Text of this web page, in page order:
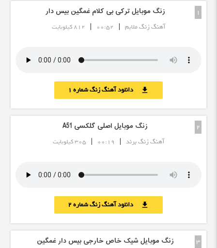
1 زنگ موبایل ترکی بی کلام غمگین بیس دار
آهنگ زنگ ملایم |
00:52
| 812 کیلوبایت
download دانلود آهنگ زنگ شماره 1
2 زنگ موبایل اصلی گلکسی A51
آهنگ زنگ برند |
00:19
| 305 کیلوبایت
download دانلود آهنگ زنگ شماره 2
3 زنگ موبایل شیک خاص خارجی بیس دار غمگین